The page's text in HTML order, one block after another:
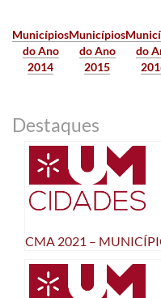
Municípios
do Ano
2014
Municípios
do Ano
2015
do
Destaques
CMA 2021 –